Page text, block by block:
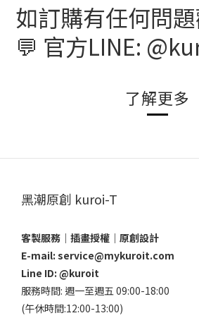
如訂購有任何問
💬 官方LINE:
了解更多
黑潮原創 kuroi-T
客製服務｜插畫授權｜原創設計
E-mail: service@mykuroit.com
Line ID: @kuroit
服務時間: 週一至週五 09:00-18:00
(午休時間:12:00-13:00)